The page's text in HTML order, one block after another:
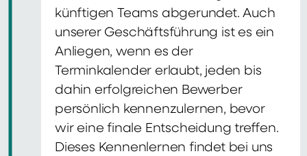
künftigen Teams abgerundet. Auch
unserer Geschäftsführung ist es ein
Anliegen, wenn es der
Terminkalender erlaubt, jeden bis
dahin erfolgreichen Bewerber
persönlich kennenzulernen, bevor
wir eine finale Entscheidung treffen.
Dieses Kennenlernen findet bei uns